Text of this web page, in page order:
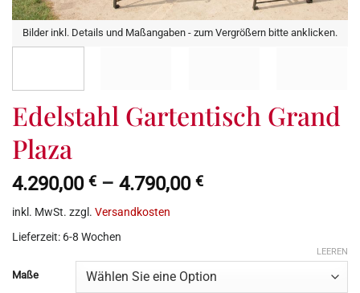
Bilder inkl. Details und Maßangaben - zum Vergrößern bitte anklicken.
Edelstahl Gartentisch Grand
Plaza
4.290,00 € – 4.790,00 €
inkl. MwSt. zzgl. Versandkosten
Lieferzeit: 6-8 Wochen
Maße
LEEREN